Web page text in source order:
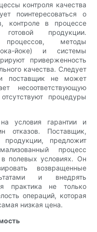
контроля качества
поинтересоваться о
контроле в процессе
продукции.
процессов, методы
йоке) и системы
приверженность
качества. Следует
поставщик не может
несоответствующую
процедуры
условия гарантии и
отказов. Поставщик,
предложит
процесс
полевых условиях. Он
возвращенные
и внедрять
практика не только
операций, которая
низкая цена.